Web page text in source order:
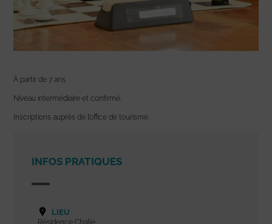
À partir de 7 ans.
Niveau intermédiaire et confirmé.
Inscriptions auprès de l’office de tourisme.
INFOS PRATIQUES
LIEU
Résidence Challe